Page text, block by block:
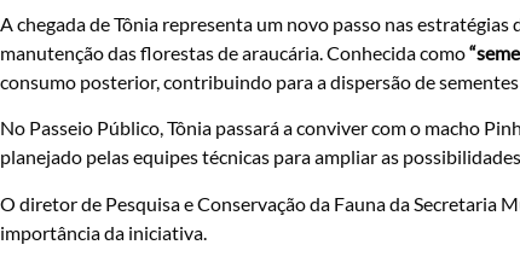
A chegada de Tônia representa um novo passo nas
manutenção das florestas de araucária. Conhecida como
consumo posterior, contribuindo para a dispersão de
No Passeio Público, Tônia passará a conviver com o macho
planejado pelas equipes técnicas para ampliar as
O diretor de Pesquisa e Conservação da Fauna da Secretaria
importância da iniciativa.